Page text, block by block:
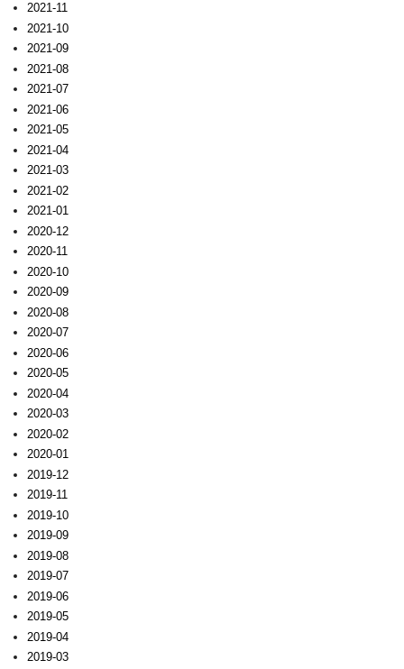
2021-11
2021-10
2021-09
2021-08
2021-07
2021-06
2021-05
2021-04
2021-03
2021-02
2021-01
2020-12
2020-11
2020-10
2020-09
2020-08
2020-07
2020-06
2020-05
2020-04
2020-03
2020-02
2020-01
2019-12
2019-11
2019-10
2019-09
2019-08
2019-07
2019-06
2019-05
2019-04
2019-03